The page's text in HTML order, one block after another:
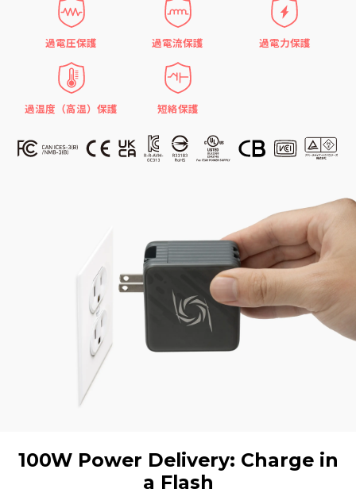
過電圧保護 過電流保護 過電力保護
過温度（高温）保護 短絡保護
100W Power Delivery: Charge in
a Flash